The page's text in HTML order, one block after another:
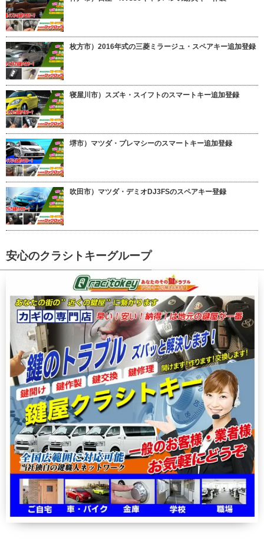
枚方市）2016年式の三菱ミラージュ・スペアキー追加登録
寝屋川市）スズキ・スイフトのスマートキー追加登録
堺市）マツダ・プレマシーのスマートキー追加登録
吹田市）マツダ・デミオDJ3FSのスペアキー登録
安心のクラシトキーグループ